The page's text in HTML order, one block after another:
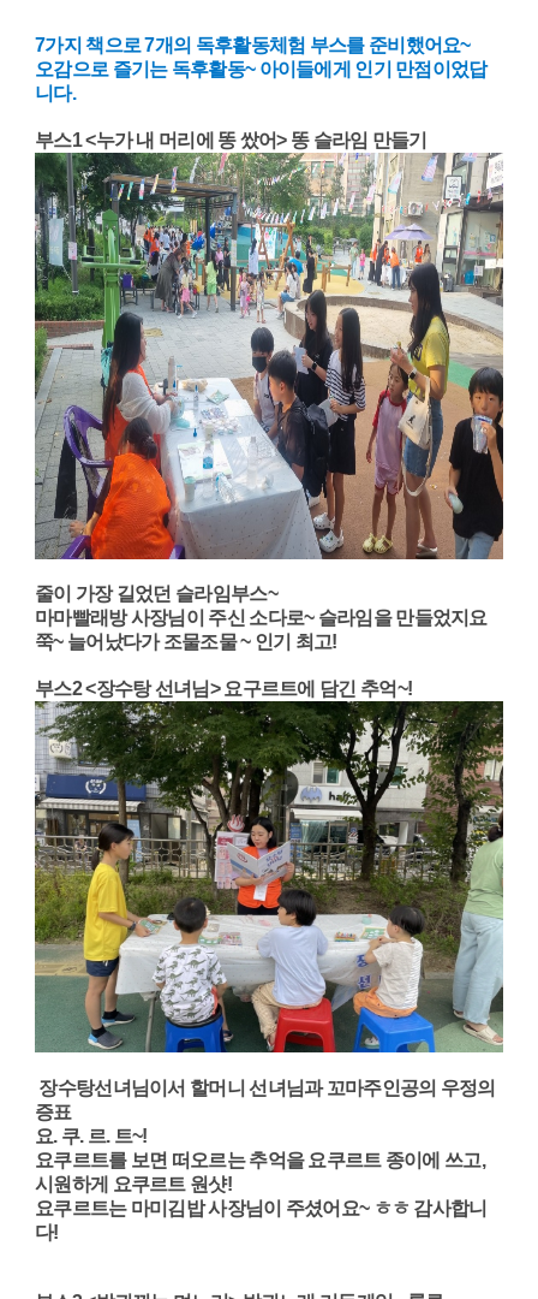
7가지 책으로 7개의 독후활동체험 부스를 준비했어요~
오감으로 즐기는 독후활동~ 아이들에게 인기 만점이었답
니다.
부스1 <누가 내 머리에 똥 쌌어> 똥 슬라임 만들기
줄이 가장 길었던 슬라임부스~
마마빨래방 사장님이 주신 소다로~ 슬라임을 만들었지요
쭉~ 늘어났다가 조물조물 ~ 인기 최고!
부스2 <장수탕 선녀님> 요구르트에 담긴 추억~!
장수탕선녀님이서 할머니 선녀님과 꼬마주인공의 우정의
증표
요. 쿠. 르. 트~!
요쿠르트를 보면 떠오르는 추억을 요쿠르트 종이에 쓰고,
시원하게 요쿠르트 원샷!
요쿠르트는 마미김밥 사장님이 주셨어요~ ㅎㅎ 감사합니
다!